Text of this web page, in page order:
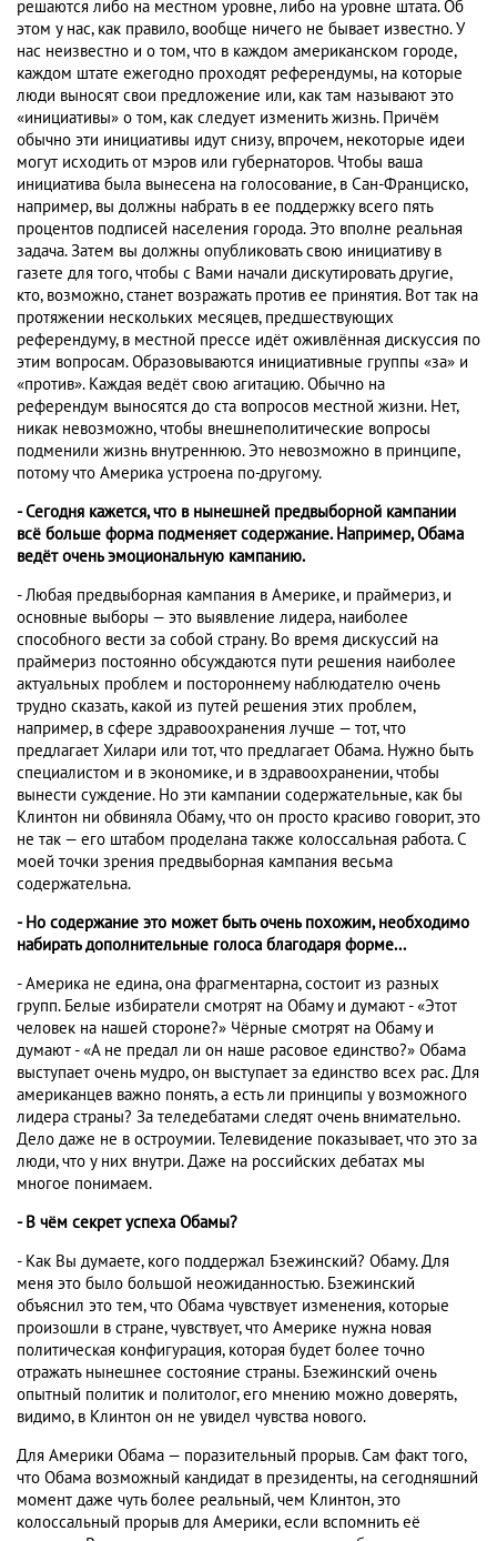
решаются либо на местном уровне, либо на уровне штата. Об
этом у нас, как правило, вообще ничего не бывает известно. У
нас неизвестно и о том, что в каждом американском городе,
каждом штате ежегодно проходят референдумы, на которые
люди выносят свои предложение или, как там называют это
«инициативы» о том, как следует изменить жизнь. Причём
обычно эти инициативы идут снизу, впрочем, некоторые идеи
могут исходить от мэров или губернаторов. Чтобы ваша
инициатива была вынесена на голосование, в Сан-Франциско,
например, вы должны набрать в ее поддержку всего пять
процентов подписей населения города. Это вполне реальная
задача. Затем вы должны опубликовать свою инициативу в
газете для того, чтобы с Вами начали дискутировать другие,
кто, возможно, станет возражать против ее принятия. Вот так на
протяжении нескольких месяцев, предшествующих
референдуму, в местной прессе идёт оживлённая дискуссия по
этим вопросам. Образовываются инициативные группы «за» и
«против». Каждая ведёт свою агитацию. Обычно на
референдум выносятся до ста вопросов местной жизни. Нет,
никак невозможно, чтобы внешнеполитические вопросы
подменили жизнь внутреннюю. Это невозможно в принципе,
потому что Америка устроена по-другому.
- Сегодня кажется, что в нынешней предвыборной кампании
всё больше форма подменяет содержание. Например, Обама
ведёт очень эмоциональную кампанию.
- Любая предвыборная кампания в Америке, и праймериз, и
основные выборы — это выявление лидера, наиболее
способного вести за собой страну. Во время дискуссий на
праймериз постоянно обсуждаются пути решения наиболее
актуальных проблем и постороннему наблюдателю очень
трудно сказать, какой из путей решения этих проблем,
например, в сфере здравоохранения лучше — тот, что
предлагает Хилари или тот, что предлагает Обама. Нужно быть
специалистом и в экономике, и в здравоохранении, чтобы
вынести суждение. Но эти кампании содержательные, как бы
Клинтон ни обвиняла Обаму, что он просто красиво говорит, это
не так — его штабом проделана также колоссальная работа. С
моей точки зрения предвыборная кампания весьма
содержательна.
- Но содержание это может быть очень похожим, необходимо
набирать дополнительные голоса благодаря форме...
- Америка не едина, она фрагментарна, состоит из разных
групп. Белые избиратели смотрят на Обаму и думают - «Этот
человек на нашей стороне?» Чёрные смотрят на Обаму и
думают - «А не предал ли он наше расовое единство?» Обама
выступает очень мудро, он выступает за единство всех рас. Для
американцев важно понять, а есть ли принципы у возможного
лидера страны? За теледебатами следят очень внимательно.
Дело даже не в остроумии. Телевидение показывает, что это за
люди, что у них внутри. Даже на российских дебатах мы
многое понимаем.
- В чём секрет успеха Обамы?
- Как Вы думаете, кого поддержал Бзежинский? Обаму. Для
меня это было большой неожиданностью. Бзежинский
объяснил это тем, что Обама чувствует изменения, которые
произошли в стране, чувствует, что Америке нужна новая
политическая конфигурация, которая будет более точно
отражать нынешнее состояние страны. Бзежинский очень
опытный политик и политолог, его мнению можно доверять,
видимо, в Клинтон он не увидел чувства нового.
Для Америки Обама — поразительный прорыв. Сам факт того,
что Обама возможный кандидат в президенты, на сегодняшний
момент даже чуть более реальный, чем Клинтон, это
колоссальный прорыв для Америки, если вспомнить её